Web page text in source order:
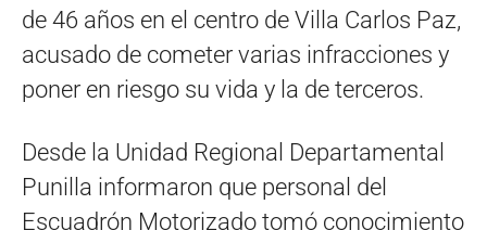
de 46 años en el centro de Villa Carlos Paz,
acusado de cometer varias infracciones y
poner en riesgo su vida y la de terceros.
Desde la Unidad Regional Departamental
Punilla informaron que personal del
Escuadrón Motorizado tomó conocimiento